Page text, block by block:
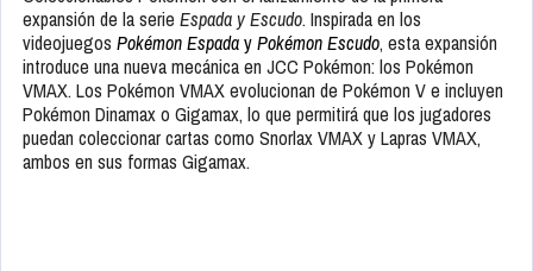
expansión de la serie Espada y Escudo. Inspirada en los
videojuegos Pokémon EspadayPokémon Escudo, esta expansión
introduce una nueva mecánica en JCC Pokémon: los Pokémon
VMAX. Los Pokémon VMAX evolucionan de Pokémon V e incluyen
Pokémon Dinamax o Gigamax, lo que permitirá que los jugadores
puedan coleccionar cartas como Snorlax VMAX y Lapras VMAX,
ambos en sus formas Gigamax.